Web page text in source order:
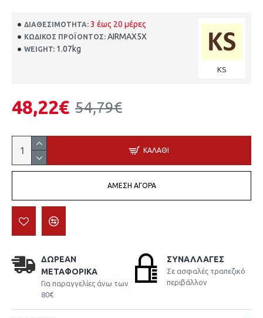
ΔΙΑΘΕΣΙΜΌΤΗΤΑ: 3 έως 20 μέρες
ΚΩΔΙΚΌΣ ΠΡΟΪΌΝΤΟΣ: AIRMAX5X
WEIGHT: 1.07kg
KS
54,79€
48,22€
ΚΑΛΆΘΙ
ΆΜΕΣΗ ΑΓΟΡΆ
ΔΩΡΕΆΝ
ΜΕΤΑΦΟΡΙΚΆ
Για παραγγελίες άνω των
80€
ΣΥΝΑΛΛΑΓΈΣ
Σε ασφαλές τραπεζικό
περιβάλλον